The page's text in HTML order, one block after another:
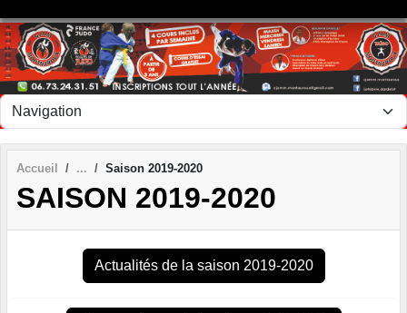
Accueil Saison 2019-2020
SAISON 2019-2020
Actualités de la saison 2019-2020